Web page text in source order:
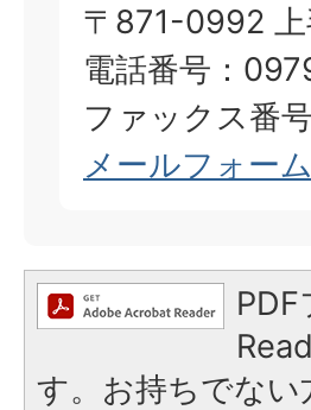
〒871-0992 上
電話番号：
ファックス番
メールフォー
す。お持ちでな